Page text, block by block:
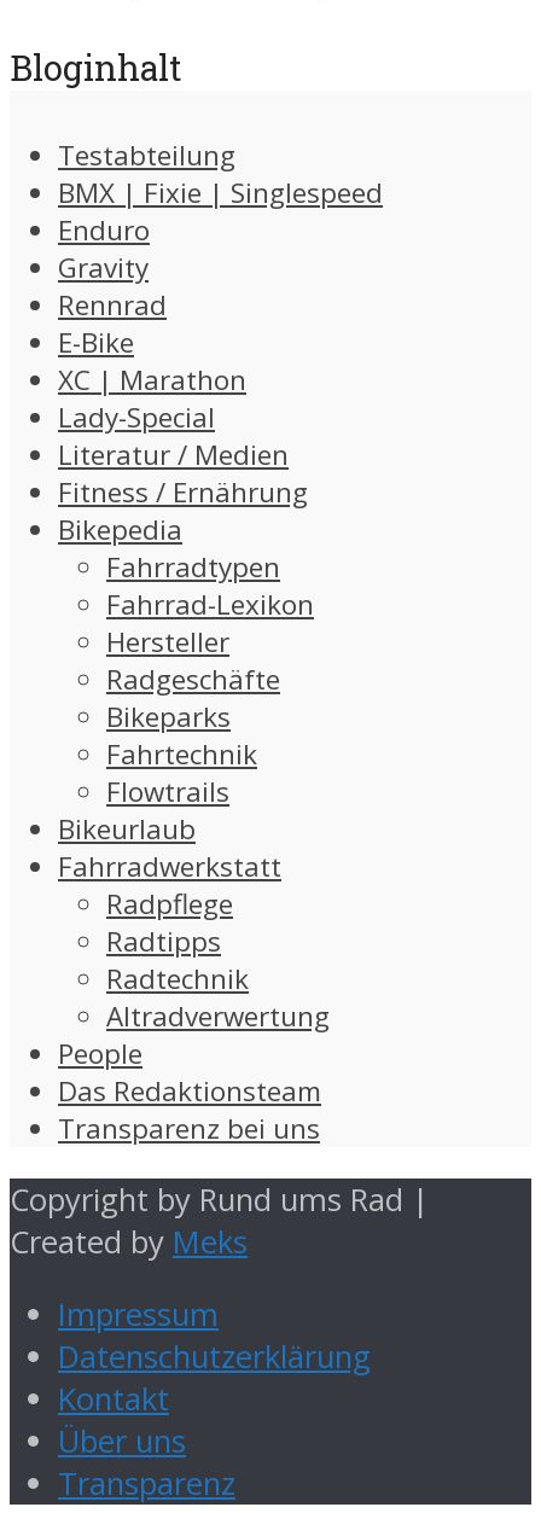
Bloginhalt
Testabteilung
BMX | Fixie | Singlespeed
Enduro
Gravity
Rennrad
E-Bike
XC | Marathon
Lady-Special
Literatur / Medien
Fitness / Ernährung
Bikepedia
Fahrradtypen
Fahrrad-Lexikon
Hersteller
Radgeschäfte
Bikeparks
Fahrtechnik
Flowtrails
Bikeurlaub
Fahrradwerkstatt
Radpflege
Radtipps
Radtechnik
Altradverwertung
People
Das Redaktionsteam
Transparenz bei uns
Copyright by Rund ums Rad |
Created by Meks
Impressum
Datenschutzerklärung
Kontakt
Über uns
Transparenz